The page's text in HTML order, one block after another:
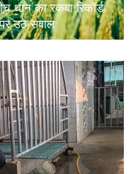
का रकबा रिकॉर्ड
उठे सवाल